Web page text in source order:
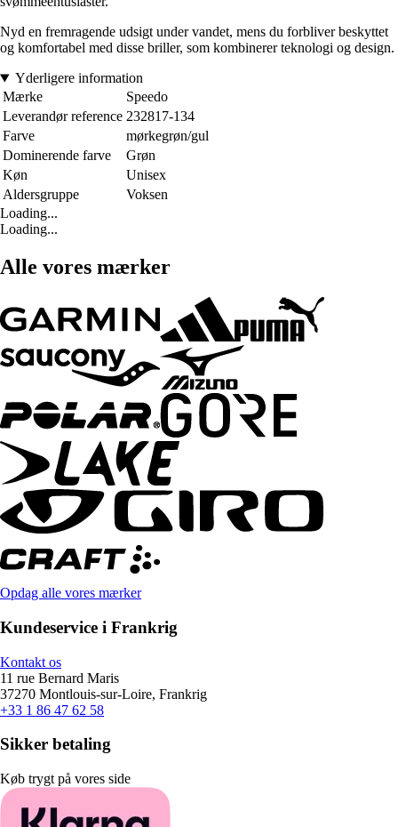
Nyd en fremragende udsigt under vandet, mens du forbliver beskyttet
og komfortabel med disse briller, som kombinerer teknologi og design.
Yderligere information
Mærke
Speedo
Leverandør reference 232817-134
Farve
mørkegrøn/gul
Dominerende farve
Grøn
Køn
Unisex
Aldersgruppe
Voksen
Loading...
Loading...
Alle vores mærker
Opdag alle vores mærker
Kundeservice i Frankrig
Kontakt os
11 rue Bernard Maris
37270 Montlouis-sur-Loire, Frankrig
+33 1 86 47 62 58
Sikker betaling
Køb trygt på vores side